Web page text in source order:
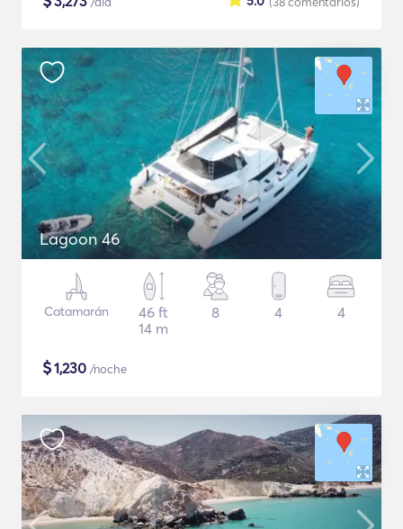
Lagoon 46
Catamarán
46 ft
14 m
8 4 4
$1,230 /noche